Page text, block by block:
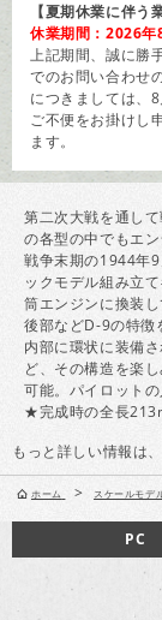
【夏期休業に伴う
休業期間：2026
上記期間、誠に勝
でのお問い合わせ
につきましては、
ご不便をお掛けし
ます。
第二次大戦を通し
の各型の中でもエ
戦争末期の1944年
ックモデル組み立
筒エンジンに換装
後部などD-9の特徴
内部に環状に装備
ど、その構造を楽
可能。パイロット
★完成時の全長
もっと詳しい情報は
ホーム > スケールモデ
PC